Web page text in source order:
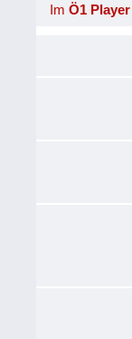
ImÖ1 Player